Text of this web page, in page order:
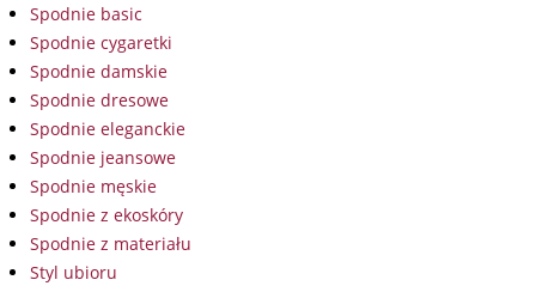
Spodnie basic
Spodnie cygaretki
Spodnie damskie
Spodnie dresowe
Spodnie eleganckie
Spodnie jeansowe
Spodnie męskie
Spodnie z ekoskóry
Spodnie z materiału
Styl ubioru